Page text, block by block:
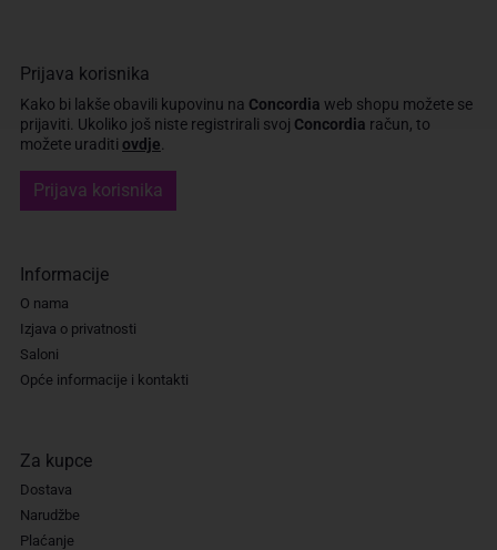
Prijava korisnika
Kako bi lakše obavili kupovinu na Concordia web shopu možete se
prijaviti. Ukoliko još niste registrirali svoj Concordia račun, to
možete uraditi ovdje
Prijava korisnika
Informacije
O nama
Izjava o privatnosti
Saloni
Opće informacije i kontakti
Za kupce
Dostava
Narudžbe
Plaćanje